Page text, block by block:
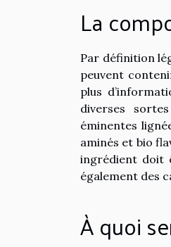
La
Par définition
peuvent
plus
diverses
éminentes
aminés et bio
ingrédient doit
également des
À quoi